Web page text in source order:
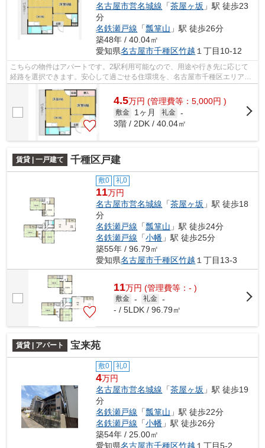
名古屋市営名城線 「茶屋ヶ坂 」駅 徒歩23
分
名鉄瀬戸線 「瓢箪山 」駅 徒歩26分
築48年 / 40.04㎡
愛知県名古屋市千種区竹越 １丁目10-12
こちらの物件はアパートです。2駅利用可能なので、用途や行き先に応じて
経路を選択できます。安心して過ごせる住環境を、名古屋市千種区エリアの
名鉄瀬戸線小幡近くで探しましょう。物...
4.5万円 (管理費等：5,000円 )
敷金 1ヶ月 礼金 -
3階 / 2DK / 40.04㎡
賃貸 | 一戸建て 千種区戸建
敷0 礼0
11万円
名古屋市営名城線 「茶屋ヶ坂 」駅 徒歩18
分
名鉄瀬戸線 「瓢箪山 」駅 徒歩24分
名鉄瀬戸線 「小幡 」駅 徒歩25分
築55年 / 96.79㎡
愛知県名古屋市千種区竹越 １丁目13-3
11万円 (管理費等：- )
敷金 - 礼金 -
- / 5LDK / 96.79㎡
賃貸 | アパート 宝来苑
敷0 礼0
4万円
名古屋市営名城線 「茶屋ヶ坂 」駅 徒歩19
分
名鉄瀬戸線 「瓢箪山 」駅 徒歩22分
名鉄瀬戸線 「小幡 」駅 徒歩26分
築54年 / 25.00㎡
愛知県名古屋市千種区竹越 １丁目5-2